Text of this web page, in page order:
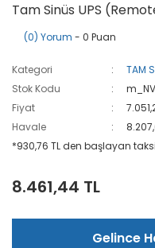
Tam Sinüs UPS
(0) Yorum - 0 Puan
Kategori
TAM
Stok Kodu
Fiyat
Havale
*930,76 TL den başlayan
8.461,44 TL
Gelince